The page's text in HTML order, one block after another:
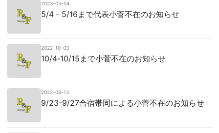
2023-05-04
5/4－5/16まで代表小菅不在のお知らせ
2022-10-03
10/4‐10/15まで小菅不在のお知らせ
2022-09-13
9/23-9/27合宿帯同による小菅不在のお知らせ